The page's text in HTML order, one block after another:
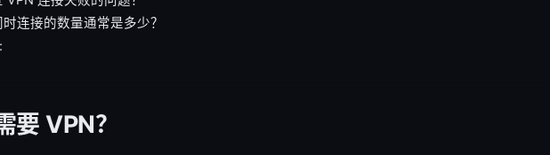
连接的数量通常是多少？
要 VPN？